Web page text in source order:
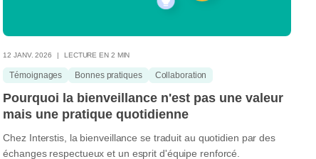
12 JANV. 2026 LECTURE EN 2 MIN
Témoignages Bonnes pratiques Collaboration
Pourquoi la bienveillance n'est pas une valeur
mais une pratique quotidienne
Chez Interstis, la bienveillance se traduit au quotidien par des
échanges respectueux et un esprit d'équipe renforcé.